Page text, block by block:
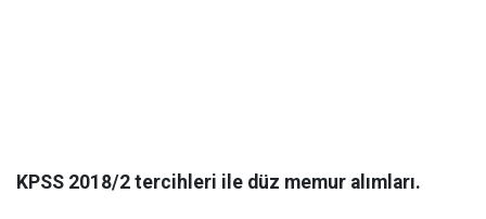
KPSS 2018/2 tercihleri ile düz memur alımları.